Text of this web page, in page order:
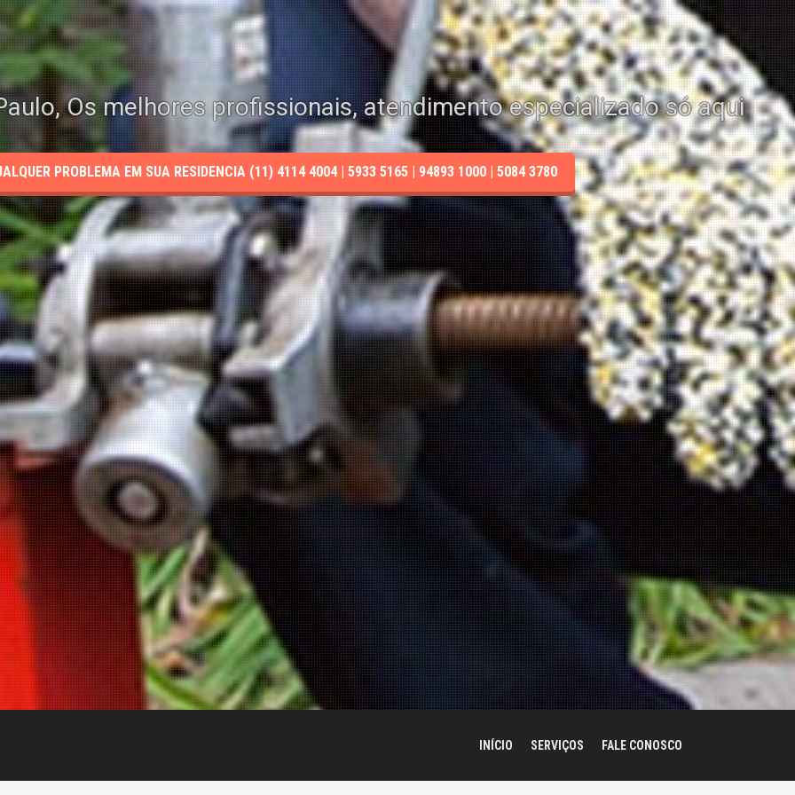
Os melhores profissionais, atendimento especializado só aqui
PROBLEMA EM SUA RESIDENCIA (11) 4114 4004 | 5933 5165 | 94893 1000 | 5084 3780
INÍCIO SERVIÇOS FALE CONOSCO